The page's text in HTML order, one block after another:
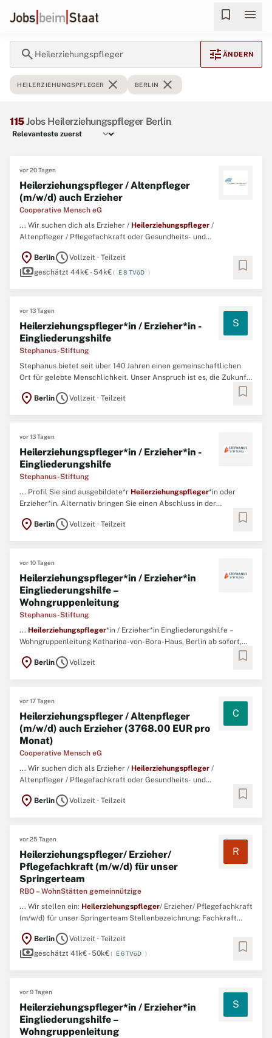
bookmark menu
search Heilerziehungspfleger tune ÄNDERN
HEILERZIEHUNGSPFLEGER close BERLIN close
115Jobs Heilerziehungspfleger Berlin
vor 20 Tagen
Heilerziehungspfleger / Altenpfleger
(m/w/d) auch Erzieher
Cooperative Mensch eG
... Wir suchen dich als Erzieher / Heilerziehungspfleger /
Altenpfleger / Pflegefachkraft oder Gesundheits- und
Standorte in Berlin. ...
location_on BerlinscheduleVollzeit · Teilzeit
paymentsgeschätzt 44k€ - 54k€( E 8 TVöD ) bookmark
vor 13 Tagen
Heilerziehungspfleger*in / Erzieher*in -
Eingliederungshilfe
Stephanus-Stiftung
S
Stephanus bietet seit über 140 Jahren einen gemeinschaftlichen
Ort für gelebte Menschlichkeit. Unser Anspruch ist es, die Zukunft
Fachlichkeit und Empathie.Das bedeutet für uns auch, dass die
location_on BerlinscheduleVollzeit · Teilzeit bookmark
vor 13 Tagen
Heilerziehungspfleger*in / Erzieher*in -
Eingliederungshilfe
Stephanus-Stiftung
... Profil Sie sind ausgebildete*r Heilerziehungspfleger*in oder
Erzieher*in. Alternativ bringen Sie einen Abschluss in der
location_on BerlinscheduleVollzeit · Teilzeit bookmark
vor 10 Tagen
Heilerziehungspfleger*in / Erzieher*in
Eingliederungshilfe –
Wohngruppenleitung
Stephanus-Stiftung
... Heilerziehungspfleger*in / Erzieher*in Eingliederungshilfe –
Wohngruppenleitung Katharina-von-Bora-Haus, Berlin ab sofort,
4.487 Grundgehalt in Vollzeit (38,5h) + Jahressonderzahlung
location_on BerlinscheduleVollzeit bookmark
vor 17 Tagen
Heilerziehungspfleger / Altenpfleger
(m/w/d) auch Erzieher (3768.00 EUR pro
Monat)
Cooperative Mensch eG
C
... Wir suchen dich als Erzieher / Heilerziehungspfleger /
Altenpfleger / Pflegefachkraft oder Gesundheits- und
Standorte in Berlin. ...
location_on BerlinscheduleVollzeit · Teilzeit bookmark
vor 25 Tagen
Heilerziehungspfleger/ Erzieher/
Pflegefachkraft (m/w/d) für unser
Springerteam
RBO – WohnStätten gemeinnützige
R
... Wir stellen ein: Heilerziehungspfleger/ Erzieher/ Pflegefachkraft
(m/w/d) für unser Springerteam Stellenbezeichnung: Fachkraft
Wochenstunden (auch neben dem Studium) Zu besetzen ab: sofort,
nach Vereinbarung Vergütung: betriebsinternes ...
location_on BerlinscheduleVollzeit · Teilzeit
paymentsgeschätzt 41k€ - 50k€( E 6 TVöD ) bookmark
vor 9 Tagen
Heilerziehungspfleger*in / Erzieher*in
Eingliederungshilfe –
Wohngruppenleitung
S